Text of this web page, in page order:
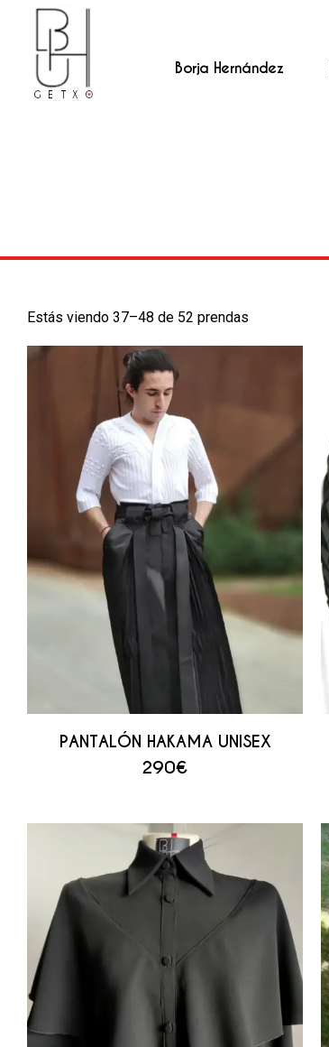
Borja Hernández
Estás viendo 37–48 de 52 prendas
PANTALÓN HAKAMA UNISEX
290€